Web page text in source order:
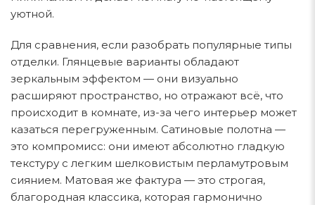
уютной.
Для сравнения, если разобрать популярные типы
отделки. Глянцевые варианты обладают
зеркальным эффектом — они визуально
расширяют пространство, но отражают всё, что
происходит в комнате, из-за чего интерьер может
казаться перегруженным. Сатиновые полотна —
это компромисс: они имеют абсолютно гладкую
текстуру с легким шелковистым перламутровым
сиянием. Матовая же фактура — это строгая,
благородная классика, которая гармонично